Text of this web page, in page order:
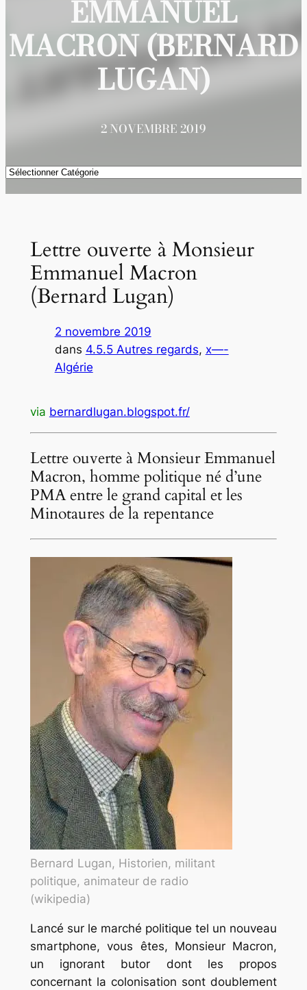
EMMANUEL
MACRON (BERNARD
LUGAN)
2 NOVEMBRE 2019
Catégories
Lettre ouverte à Monsieur
Emmanuel Macron
(Bernard Lugan)
2 novembre 2019
dans 4.5.5 Autres regards, x—-
Algérie
via bernardlugan.blogspot.fr/
Lettre ouverte à Monsieur Emmanuel
Macron, homme politique né d’une
PMA entre le grand capital et les
Minotaures de la repentance
Bernard Lugan, Historien, militant
politique, animateur de radio
(wikipedia)
Lancé sur le marché politique tel un nouveau
smartphone, vous êtes, Monsieur Macron,
un ignorant butor dont les propos
concernant la colonisation sont doublement